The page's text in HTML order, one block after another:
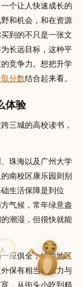
个让人快速成长的
和机会，和在资源
到的不只是一张文
长远目标，这种平
竞争力。想把升学
分数结合起来看。
体验
三城的高校读书，
珠海以及广州大学
南校区康乐园则别
生活保障是到位
气候，常年绿意盎
潮湿，但很快就能
应俱全，岭南地区
保有相当的活力与
Question